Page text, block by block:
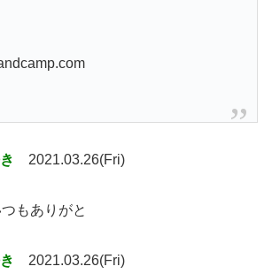
2021.03.26(Fri)
もありがと
2021.03.26(Fri)